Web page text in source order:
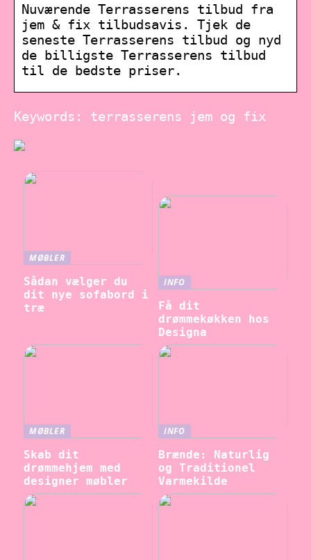
Nuværende Terrasserens tilbud fra
jem & fix tilbudsavis. Tjek de
seneste Terrasserens tilbud og nyd
de billigste Terrasserens tilbud
til de bedste priser.
Keywords: terrasserens jem og fix
MØBLER
Sådan vælger du
dit nye sofabord i
træ
INFO
Få dit
drømmekøkken hos
Designa
MØBLER
Skab dit
drømmehjem med
designer møbler
INFO
Brænde: Naturlig
og Traditionel
Varmekilde